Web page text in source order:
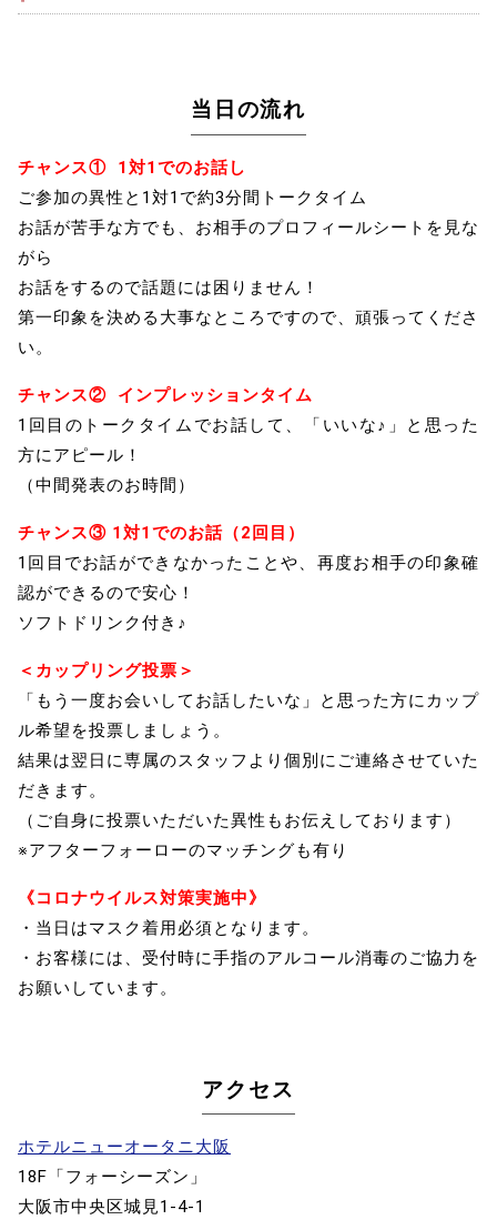
当日の流れ
チャンス① 1対1でのお話し
ご参加の異性と1対1で約3分間トークタイム
お話が苦手な方でも、お相手のプロフィールシートを見な
がら
お話をするので話題には困りません！
第一印象を決める大事なところですので、頑張ってくださ
い。
チャンス② インプレッションタイム
1回目のトークタイムでお話して、「いいな♪」と思った
方にアピール！
（中間発表のお時間）
チャンス③ 1対1でのお話（2回目）
1回目でお話ができなかったことや、再度お相手の印象確
認ができるので安心！
ソフトドリンク付き♪
＜カップリング投票＞
「もう一度お会いしてお話したいな」と思った方にカップ
ル希望を投票しましょう。
結果は翌日に専属のスタッフより個別にご連絡させていた
だきます。
（ご自身に投票いただいた異性もお伝えしております）
※アフターフォーローのマッチングも有り
《コロナウイルス対策実施中》
・当日はマスク着用必須となります。
・お客様には、受付時に手指のアルコール消毒のご協力を
お願いしています。
アクセス
ホテルニューオータニ大阪
18F「フォーシーズン」
大阪市中央区城見1-4-1